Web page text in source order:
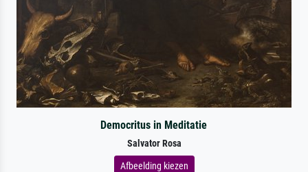
Democritus in Meditatie
Salvator Rosa
Afbeelding kiezen